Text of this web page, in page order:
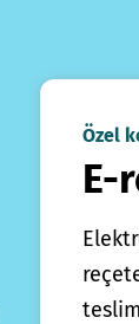
Özel
E-